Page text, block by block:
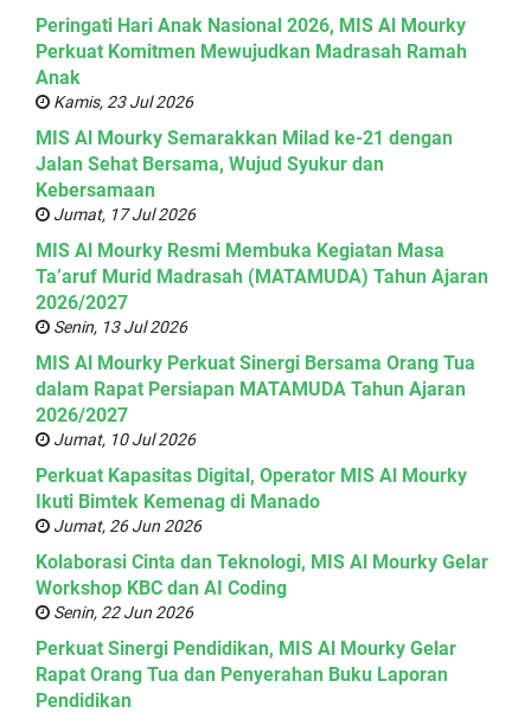
Peringati Hari Anak Nasional 2026, MIS Al Mourky
Perkuat Komitmen Mewujudkan Madrasah Ramah
Anak
Kamis, 23 Jul 2026
MIS Al Mourky Semarakkan Milad ke-21 dengan
Jalan Sehat Bersama, Wujud Syukur dan
Kebersamaan
Jumat, 17 Jul 2026
MIS Al Mourky Resmi Membuka Kegiatan Masa
Ta’aruf Murid Madrasah (MATAMUDA) Tahun Ajaran
2026/2027
Senin, 13 Jul 2026
MIS Al Mourky Perkuat Sinergi Bersama Orang Tua
dalam Rapat Persiapan MATAMUDA Tahun Ajaran
2026/2027
Jumat, 10 Jul 2026
Perkuat Kapasitas Digital, Operator MIS Al Mourky
Ikuti Bimtek Kemenag di Manado
Jumat, 26 Jun 2026
Kolaborasi Cinta dan Teknologi, MIS Al Mourky Gelar
Workshop KBC dan AI Coding
Senin, 22 Jun 2026
Perkuat Sinergi Pendidikan, MIS Al Mourky Gelar
Rapat Orang Tua dan Penyerahan Buku Laporan
Pendidikan